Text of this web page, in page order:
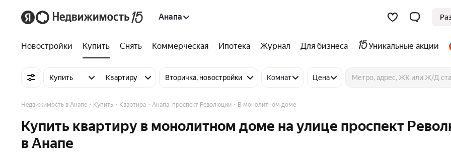
Анапа
Новостройки Купить Снять Коммерческая Ипотека Журнал Для бизнеса Уникальные акции
Купить Квартиру Вторичка, новостройки Комнат Цена
Недвижимость в Анапе Купить Квартира Анапа, проспект Революции В монолитном доме
Купить квартиру в монолитном доме на улице проспект
в Анапе